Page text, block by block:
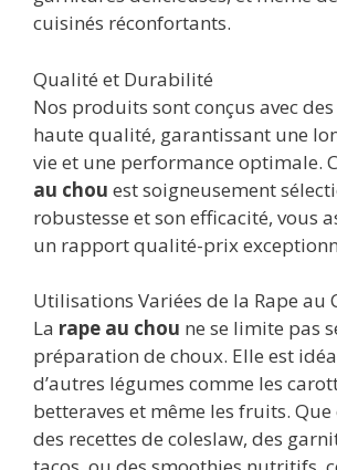
cuisinés réconfortants.
Qualité et Durabilité
Nos produits sont conçus avec
haute qualité, garantissant une
vie et une performance optimale.
au chou est soigneusement
robustesse et son efficacité, vous
un rapport qualité-prix
Utilisations Variées de la Rape au
La rape au chou ne se limite pas
préparation de choux. Elle est
d’autres légumes comme les
betteraves et même les fruits.
des recettes de coleslaw, des